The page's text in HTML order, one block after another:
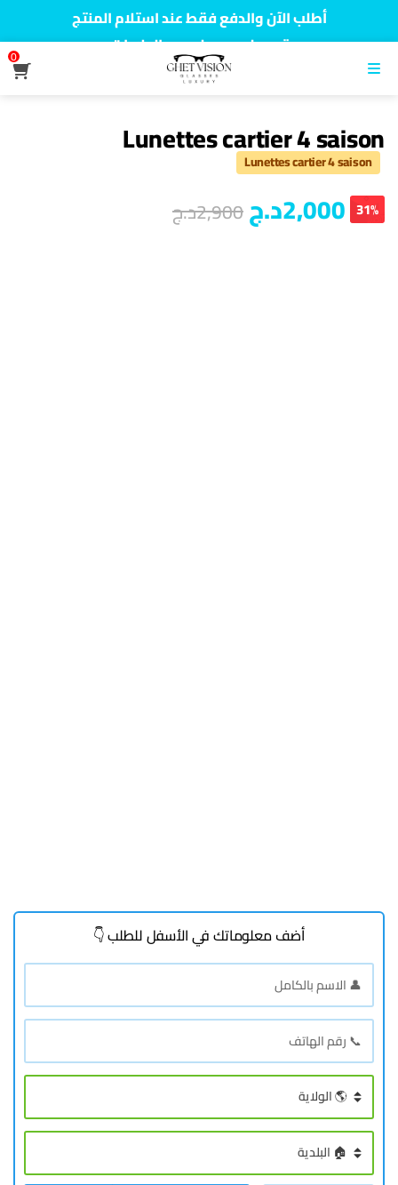
أطلب الآن والدفع فقط عند استلام المنتج
توصيل سريع لجميع الولايات
نفخر بأكثر من 5000 مشتري سعيد
القائمة
0
Lunettes cartier 4 saison
Lunettes cartier 4 saison
2,000د.ج2,900د.ج 31%
أضف معلوماتك في الأسفل للطلب 👇